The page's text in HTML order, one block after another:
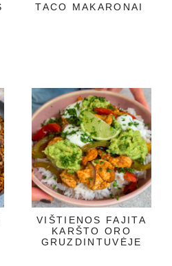
TACO MAKARONAI
VIŠTIENOS FAJITA
KARŠTO ORO
GRUZDINTUVĖJE